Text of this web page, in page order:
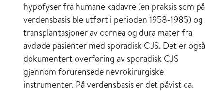
hypofyser fra humane kadavre (en praksis som på
verdensbasis ble utført i perioden 1958-1985) og
transplantasjoner av cornea og dura mater fra
avdøde pasienter med sporadisk CJS. Det er også
dokumentert overføring av sporadisk CJS
gjennom forurensede nevrokirurgiske
instrumenter. På verdensbasis er det påvist ca.